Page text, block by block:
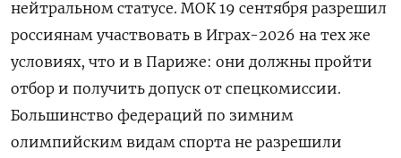
нейтральном статусе. МОК 19 сентября разрешил
россиянам участвовать в Играх-2026 на тех же
условиях, что и в Париже: они должны пройти
отбор и получить допуск от спецкомиссии.
Большинство федераций по зимним
олимпийским видам спорта не разрешили